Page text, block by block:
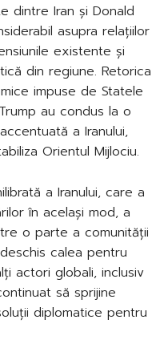
dintre Iran și Donald
asupra relațiilor
existente și
din regiune. Retorica
impuse de Statele
au condus la o
a Iranului,
Orientul Mijlociu.
a Iranului, care a
în același mod, a
o parte a comunității
calea pentru
actori globali, inclusiv
să sprijine
diplomatice pentru